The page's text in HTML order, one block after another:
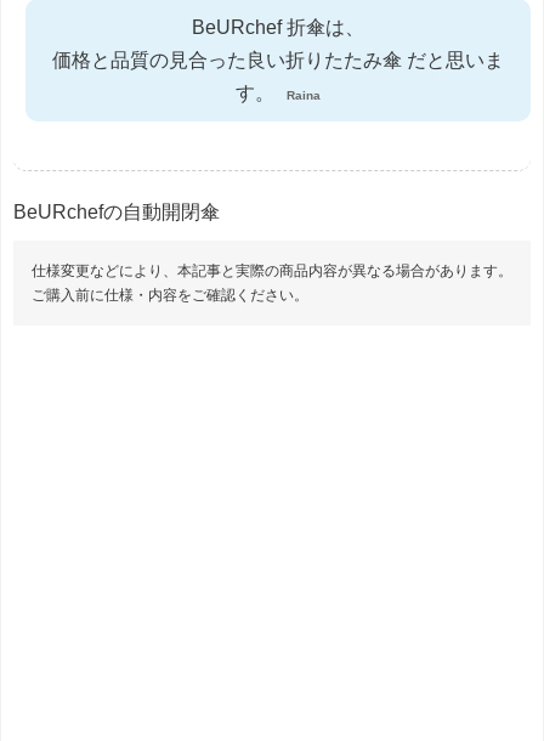
BeURchef 折傘は、
価格と品質の見合った良い折りたたみ傘 だと思いま
す。
Raina
BeURchefの自動開閉傘
仕様変更などにより、本記事と実際の商品内容が異なる場合があります。
ご購入前に仕様・内容をご確認ください。